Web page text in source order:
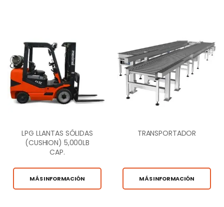
LPG LLANTAS SÓLIDAS
(CUSHION) 5,000LB
CAP.
MÁS INFORMACIÓN
TRANSPORTADOR
MÁS INFORMACIÓN